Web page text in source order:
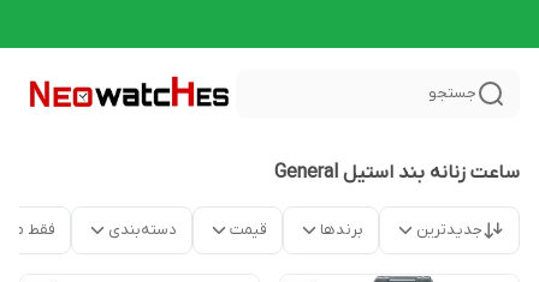
جستجو
ساعت زنانه بند استیل General
جدیدترین برندها قیمت دسته‌بندی فقط